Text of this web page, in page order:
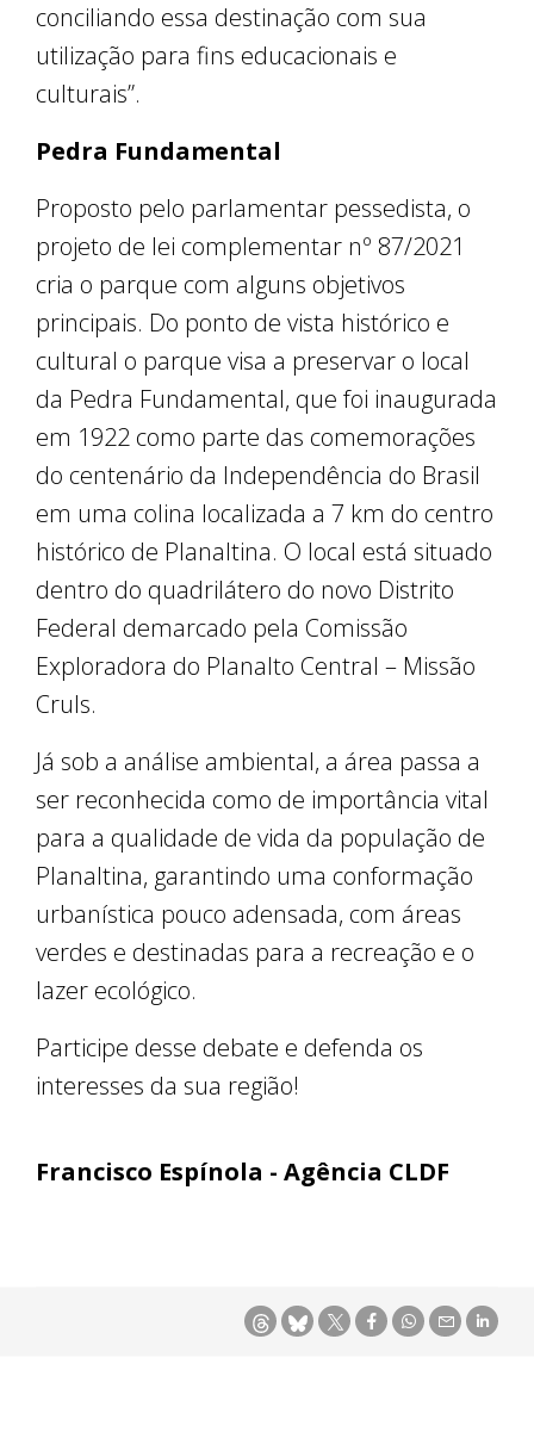
conciliando essa destinação com sua
utilização para fins educacionais e
culturais”.
Pedra Fundamental
Proposto pelo parlamentar pessedista, o
projeto de lei complementar nº 87/2021
cria o parque com alguns objetivos
principais. Do ponto de vista histórico e
cultural o parque visa a preservar o local
da Pedra Fundamental, que foi inaugurada
em 1922 como parte das comemorações
do centenário da Independência do Brasil
em uma colina localizada a 7 km do centro
histórico de Planaltina. O local está situado
dentro do quadrilátero do novo Distrito
Federal demarcado pela Comissão
Exploradora do Planalto Central – Missão
Cruls.
Já sob a análise ambiental, a área passa a
ser reconhecida como de importância vital
para a qualidade de vida da população de
Planaltina, garantindo uma conformação
urbanística pouco adensada, com áreas
verdes e destinadas para a recreação e o
lazer ecológico.
Participe desse debate e defenda os
interesses da sua região!
Francisco Espínola - Agência CLDF